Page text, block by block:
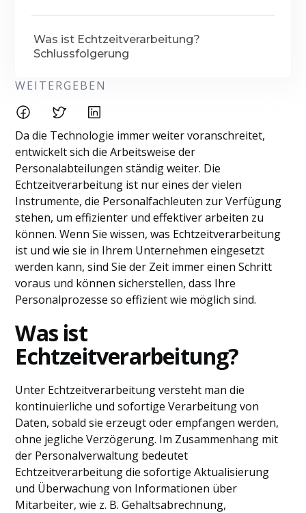
Was ist Echtzeitverarbeitung?
Schlussfolgerung
WEITERGEBEN
Da die Technologie immer weiter voranschreitet,
entwickelt sich die Arbeitsweise der
Personalabteilungen ständig weiter. Die
Echtzeitverarbeitung ist nur eines der vielen
Instrumente, die Personalfachleuten zur Verfügung
stehen, um effizienter und effektiver arbeiten zu
können. Wenn Sie wissen, was Echtzeitverarbeitung
ist und wie sie in Ihrem Unternehmen eingesetzt
werden kann, sind Sie der Zeit immer einen Schritt
voraus und können sicherstellen, dass Ihre
Personalprozesse so effizient wie möglich sind.
Was ist
Echtzeitverarbeitung?
Unter Echtzeitverarbeitung versteht man die
kontinuierliche und sofortige Verarbeitung von
Daten, sobald sie erzeugt oder empfangen werden,
ohne jegliche Verzögerung. Im Zusammenhang mit
der Personalverwaltung bedeutet
Echtzeitverarbeitung die sofortige Aktualisierung
und Überwachung von Informationen über
Mitarbeiter, wie z. B. Gehaltsabrechnung,